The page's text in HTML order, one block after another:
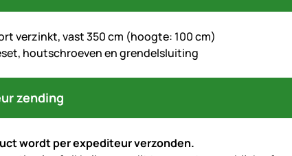
verzinkt, vast 350 cm (hoogte: 100 cm)
houtschroeven en grendelsluiting
zending
wordt per expediteur verzonden.